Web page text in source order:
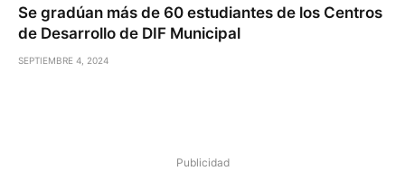
Se gradúan más de 60 estudiantes de los Centros
de Desarrollo de DIF Municipal
SEPTIEMBRE 4, 2024
Publicidad